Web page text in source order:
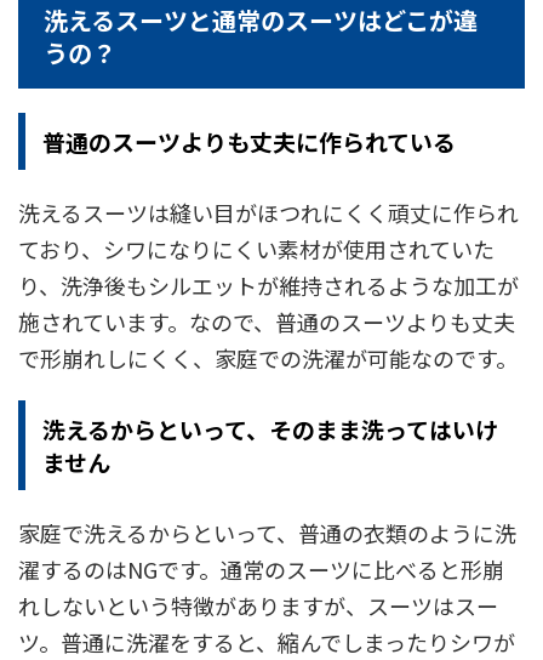
洗えるスーツと通常のスーツはどこが違
うの？
普通のスーツよりも丈夫に作られている
洗えるスーツは縫い目がほつれにくく頑丈に作られ
ており、シワになりにくい素材が使用されていた
り、洗浄後もシルエットが維持されるような加工が
施されています。なので、普通のスーツよりも丈夫
で形崩れしにくく、家庭での洗濯が可能なのです。
洗えるからといって、そのまま洗ってはいけ
ません
家庭で洗えるからといって、普通の衣類のように洗
濯するのはNGです。通常のスーツに比べると形崩
れしないという特徴がありますが、スーツはスー
ツ。普通に洗濯をすると、縮んでしまったりシワが